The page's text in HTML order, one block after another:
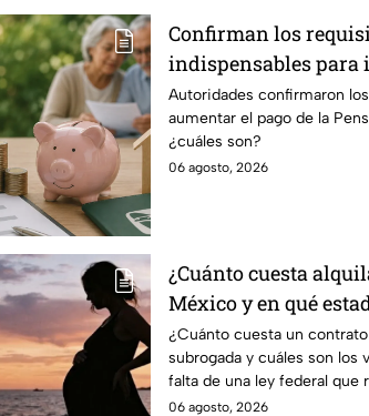
Confirman los
indispensables para
pago de la Pensión
régimen de la Ley 73
Autoridades confirmaron
aumentar el pago de la
¿cuáles son?
06 agosto, 2026
¿Cuánto cuesta
México y en qué
gestación subrogada?
¿Cuánto cuesta un
subrogada y cuáles son los
falta de una ley federal que
México?
06 agosto, 2026